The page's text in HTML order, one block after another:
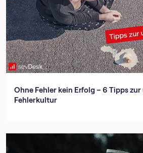
Ohne Fehler kein Erfolg – 6 Tipps
Fehlerkultur